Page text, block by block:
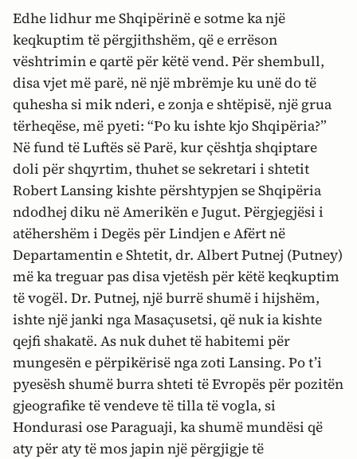
Edhe lidhur me Shqipërinë e sotme ka një
keqkuptim të përgjithshëm, që e errëson
vështrimin e qartë për këtë vend. Për shembull,
disa vjet më parë, në një mbrëmje ku unë do të
quhesha si mik nderi, e zonja e shtëpisë, një grua
tërheqëse, më pyeti: “Po ku ishte kjo Shqipëria?”
Në fund të Luftës së Parë, kur çështja shqiptare
doli për shqyrtim, thuhet se sekretari i shtetit
Robert Lansing kishte përshtypjen se Shqipëria
ndodhej diku në Amerikën e Jugut. Përgjegjësi i
atëhershëm i Degës për Lindjen e Afërt në
Departamentin e Shtetit, dr. Albert Putnej (Putney)
më ka treguar pas disa vjetësh për këtë keqkuptim
të vogël. Dr. Putnej, një burrë shumë i hijshëm,
ishte një janki nga Masaçusetsi, që nuk ia kishte
qejfi shakatë. As nuk duhet të habitemi për
mungesën e përpikërisë nga zoti Lansing. Po t’i
pyesësh shumë burra shteti të Evropës për pozitën
gjeografike të vendeve të tilla të vogla, si
Hondurasi ose Paraguaji, ka shumë mundësi që
aty për aty të mos japin një përgjigje të